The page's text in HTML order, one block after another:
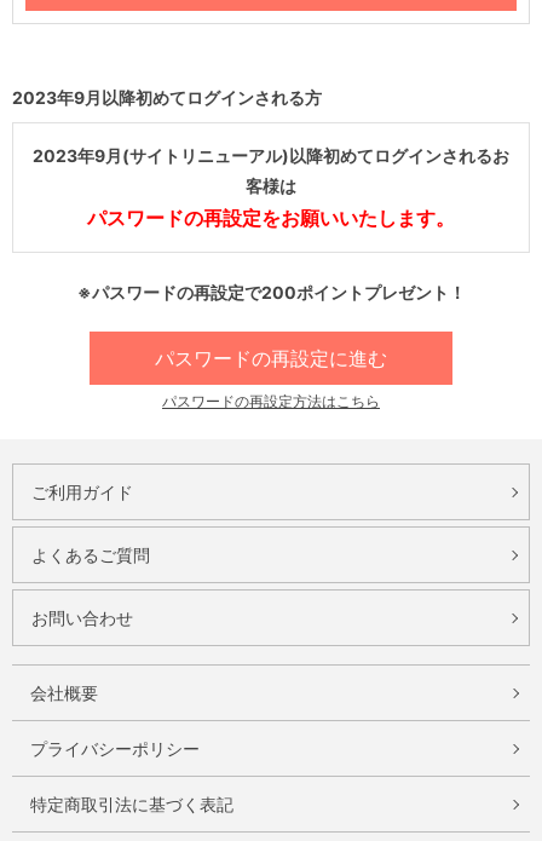
2023年9月以降初めてログインされる方
2023年9月(サイトリニューアル)以降初めてログインされるお
客様は
パスワードの再設定をお願いいたします。
※パスワードの再設定で200ポイントプレゼント！
パスワードの再設定に進む
パスワードの再設定方法はこちら
ご利用ガイド
よくあるご質問
お問い合わせ
会社概要
プライバシーポリシー
特定商取引法に基づく表記